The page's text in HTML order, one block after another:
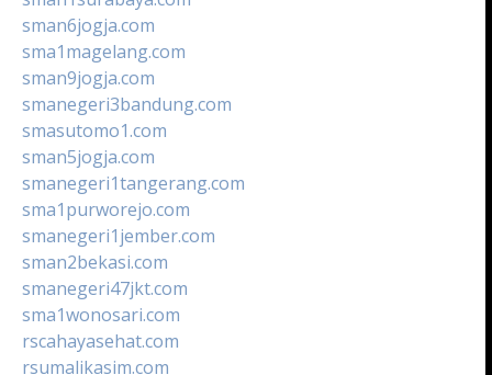
sman6jogja.com
sma1magelang.com
sman9jogja.com
smanegeri3bandung.com
smasutomo1.com
sman5jogja.com
smanegeri1tangerang.com
sma1purworejo.com
smanegeri1jember.com
sman2bekasi.com
smanegeri47jkt.com
sma1wonosari.com
rscahayasehat.com
rsumalikasim.com